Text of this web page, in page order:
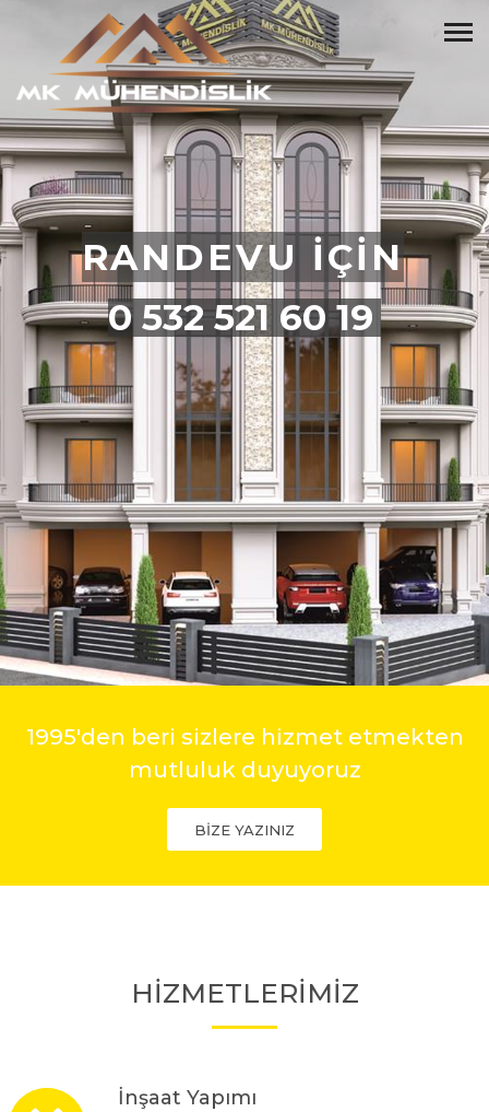
RANDEVU İÇİN
0 532 521 60 19
1995'den beri sizlere hizmet etmekten
mutluluk duyuyoruz
BİZE YAZINIZ
HİZMETLERİMİZ
İnşaat Yapımı